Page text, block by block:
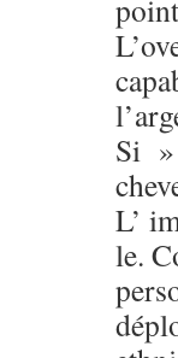
Si »
L’
le.